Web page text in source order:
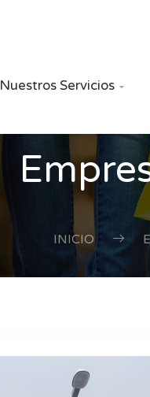
Nuestros Servicios 
INICIO